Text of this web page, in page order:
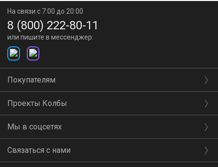
На связи с 7:00 до 20:00
8 (800) 222-80-11
или пишите в мессенджер:
Покупателям
Проекты Колбы
Мы в соцсетях
Связаться с нами